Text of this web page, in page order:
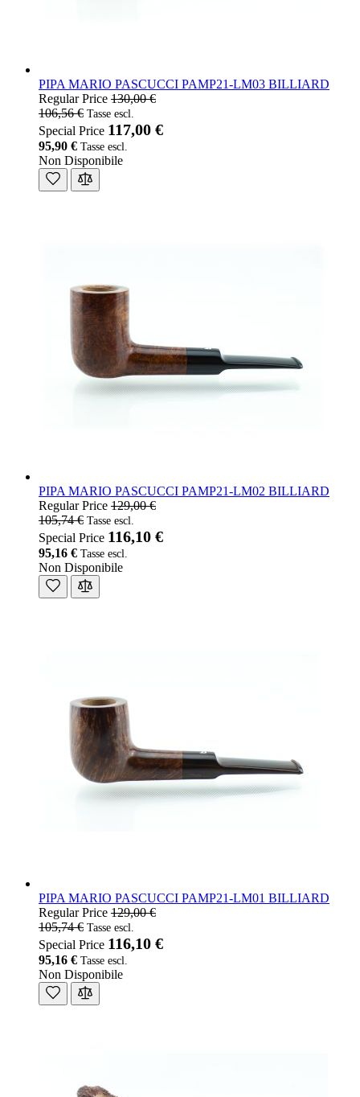
PIPA MARIO PASCUCCI PAMP21-LM03 BILLIARD
Special Price 117,00 €
95,90 €
Regular Price 130,00 €
106,56 €
Non Disponibile
PIPA MARIO PASCUCCI PAMP21-LM02 BILLIARD
Special Price 116,10 €
95,16 €
Regular Price 129,00 €
105,74 €
Non Disponibile
PIPA MARIO PASCUCCI PAMP21-LM01 BILLIARD
Special Price 116,10 €
95,16 €
Regular Price 129,00 €
105,74 €
Non Disponibile